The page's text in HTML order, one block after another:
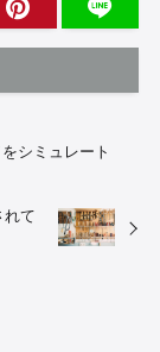
シミュレート
れて